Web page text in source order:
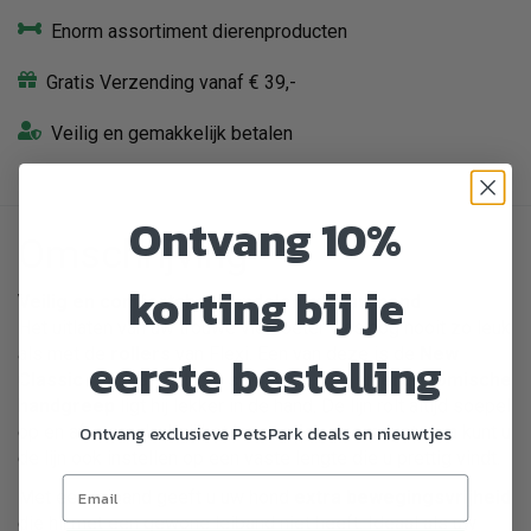
Enorm assortiment dierenproducten
Gratis Verzending vanaf € 39,-
Veilig en gemakkelijk betalen
Omschrijving
Veilig en comfortabel wandelen met uw hond
Het uitlaten van uw trouwe viervoeter was nog nooit zo leuk
als met de
Classic Cord S . Met zijn stylish design en
ergonomische
ligt hij lekker in de hand. De lijn rolt altijd soepel
op en af, maar dankzij het innovatieve remsysteem
de lijn ook instellen op een vaste lengte die u prettig vindt.
Met een leiband geeft u uw hond
die hij met een gewone leiband niet heeft. Ideaal als uw
Ontvang 10%
korting bij je
eerste bestelling
Ontvang exclusieve PetsPark deals en nieuwtjes